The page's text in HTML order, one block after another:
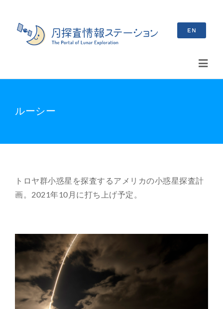
content
EN
イベント情報
総合案内
月を知ろう
月と遊ぼう
ルーシー
トロヤ群小惑星を探査するアメリカの小惑星探査計
画。2021年10月に打ち上げ予定。